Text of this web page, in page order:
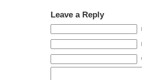
Leave a Reply